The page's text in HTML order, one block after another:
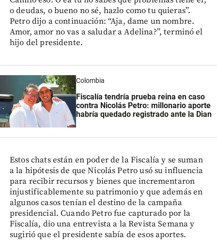
o deudas, o bueno no sé, hazlo como tu quieras”.
Petro dijo a continuación: “Aja, dame un nombre.
Amor, amor no vas a saludar a Adelina?”, terminó el
hijo del presidente.
Colombia
Fiscalía tendría prueba reina en caso
contra Nicolás Petro: millonario aporte
habría quedado registrado ante la Dian
Estos chats están en poder de la Fiscalía y se suman
a la hipótesis de que Nicolás Petro usó su influencia
para recibir recursos y bienes que incrementaron
injustificablemente su patrimonio y que además en
algunos casos tenían el destino de la campaña
presidencial. Cuando Petro fue capturado por la
Fiscalía, dio una entrevista a la Revista Semana y
sugirió que el presidente sabía de esos aportes.